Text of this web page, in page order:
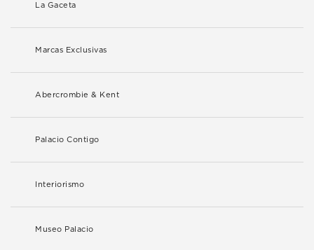
La Gaceta
Marcas Exclusivas
Abercrombie & Kent
Palacio Contigo
Interiorismo
Museo Palacio